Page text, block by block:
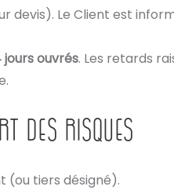
devis). Le Client est
jours ouvrés. Les retards
DES RISQUES
(ou tiers désigné).